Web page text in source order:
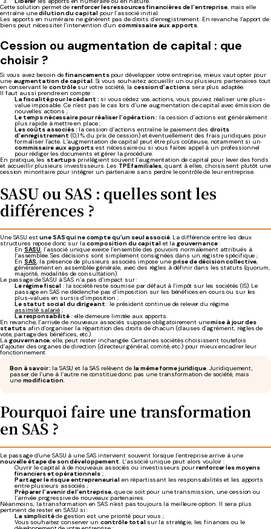
Cette solution permet de renforcer les ressources financières de l’entreprise, mais elle
entraîne unedilution du capital pour l’associé initial.
Les apports en numéraire ne génèrent pas de droits d’enregistrement. En revanche, l'apport de
biens peut nécessiter l’intervention d’un commissaire aux apports.
Cession ou augmentation de capital : que
choisir ?
Si vous avez besoin definancements pour développer votre entreprise, mieux vaut opter pour
une augmentation de capital. Si vous souhaitez accueillir un ou plusieurs partenaires tout
en conservant le contrôle sur votre société, lacession d’actions sera plus adaptée.
Il faut aussi prendre en compte :
La fiscalité pour le cédant : si vous cédez vos actions, vous pouvez réaliser une plus-
value imposable. Ce n’est pas le cas lors d’une augmentation de capital avec émission de
nouvelles actions ;
Le temps nécessaire pour réaliser l’opération : la cession d’actions est généralement
plus rapide à mettre en place ;
Les coûts associés : la cession d’actions entraîne le paiement des droits
d’enregistrement (0,1 % du prix de cession) et éventuellement des frais juridiques pour
formaliser l’acte. L’augmentation de capital peut être plus coûteuse, notamment si un
commissaire aux apports est nécessaire ou si vous faites appel à un professionnel
pour rédiger les documents et gérer la procédure.
En pratique, les startups privilégient souvent l’augmentation de capital pour lever des fonds
et accueillir plusieurs investisseurs. Les TPE familiales, quant à elles, choisissent plutôt une
cession minoritaire pour intégrer un partenaire sans perdre le contrôle de leur entreprise.
SASU ou SAS : quelles sont les
différences ?
Une SASU estune SAS qui ne compte qu’un seul associé. La différence entre les deux
structures repose donc sur lacomposition du capitalet la gouvernance:
En SASU, l’associé unique exerce l’ensemble des pouvoirs normalement attribués à
l’assemblée. Ses décisions sont simplement consignées dans un registre spécifique ;
En SAS, la présence de plusieurs associés impose une prise de décision collective,
généralement en assemblée générale, avec des règles à définir dans les statuts (quorum,
majorité, modalités de consultation).
Le passage de SASU à SAS n’a pas d’impact sur :
Le régime fiscal : la société reste soumise par défaut à l’impôt sur les sociétés (IS). Le
passage en SAS ne déclenche pas d’imposition sur les bénéfices en cours ou sur les
plus-values en sursis d’imposition ;
Le statut social du dirigeant : le président continue de relever du régime
assimilé salarié ;
La responsabilité: elle demeure limitée aux apports.
En revanche, l’arrivée de nouveaux associés suppose obligatoirement unemise à jour des
statuts afin d’organiser la répartition des droits de chacun (clauses d’agrément, règles de
vote, partage des bénéfices, etc.).
La gouvernance, elle, peut rester inchangée. Certaines sociétés choisissent toutefois
d’ajouter des organes de direction (directeur général, comité, etc.) pour mieux encadrer leur
fonctionnement.
Bon à savoir : la SASU et la SAS relèvent de la même forme juridique. Juridiquement,
passer de l’une à l’autre ne constitue donc pas une transformation de société, mais
une modification.
Pourquoi faire une transformation
en SAS ?
Le passage d’une SASU à une SAS intervient souvent lorsque l’entreprise arrive à une
nouvelle étape de son développement. L’associé unique peut alors vouloir :
Ouvrir le capital à de nouveaux associés ou investisseurs pourrenforcer les moyens
financiers et opérationnels;
Partager le risque entrepreneurialen répartissant les responsabilités et les apports
entre plusieurs associés ;
Préparer l’avenir de l’entreprise, que ce soit pour une transmission, une cession ou
l’arrivée progressive de nouveaux partenaires.
Néanmoins, la transformation en SAS n’est pas toujours la meilleure option. Il sera plus
pertinent de rester en SASU si :
La simplicitéde gestion est une priorité pour vous ;
Vous souhaitez conserver un contrôle total sur la stratégie, les finances ou le